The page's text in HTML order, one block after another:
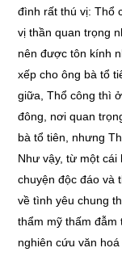
đình rất thú vị: Thổ
vị thần quan trọng
nên được tôn kính
xếp cho ông bà tổ
giữa, Thổ công thì
đông, nơi quan
bà tổ tiên, nhưng
Như vậy, từ một cái
chuyện độc đáo và
về tình yêu chung
thẩm mỹ thấm đẫm
nghiên cứu văn